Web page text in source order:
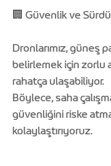
🏢 Güvenlik ve
Dronlarımız, güneş
belirlemek için zorlu
rahatça ulaşabiliyor.
Böylece, saha
güvenliğini riske
kolaylaştırıyoruz.